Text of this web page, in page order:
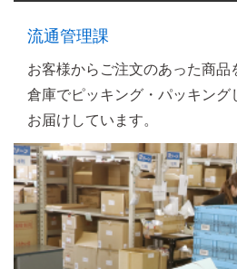
流通管理課
お客様からご注文のあった商
倉庫でピッキング・パッキング
お届けしています。